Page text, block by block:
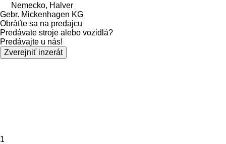
Nemecko, Halver
Gebr. Mickenhagen KG
Obráťte sa na predajcu
Predávate stroje alebo vozidlá?
Predávajte u nás!
Zverejniť inzerát
1